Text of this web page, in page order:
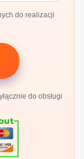
do realizacji
do obsługi